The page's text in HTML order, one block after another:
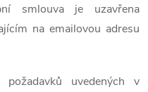
smlouva je uzavřena
na emailovou adresu
uvedených v